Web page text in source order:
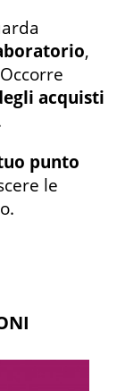
,
acquisti
punto
le